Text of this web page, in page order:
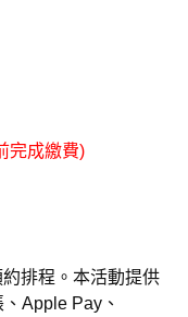
完成繳費)
排程。本活動提供
Apple Pay、